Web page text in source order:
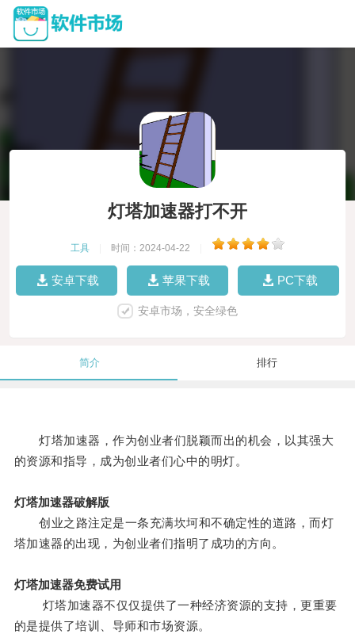
灯塔加速器打不开
工具 时间：2024-04-22
安卓下载 苹果下载 PC下载
安卓市场，安全绿色
简介 排行
灯塔加速器，作为创业者们脱颖而出的机会，以其强大
的资源和指导，成为创业者们心中的明灯。
灯塔加速器破解版
创业之路注定是一条充满坎坷和不确定性的道路，而灯
塔加速器的出现，为创业者们指明了成功的方向。
灯塔加速器免费试用
灯塔加速器不仅仅提供了一种经济资源的支持，更重要
的是提供了培训、导师和市场资源。